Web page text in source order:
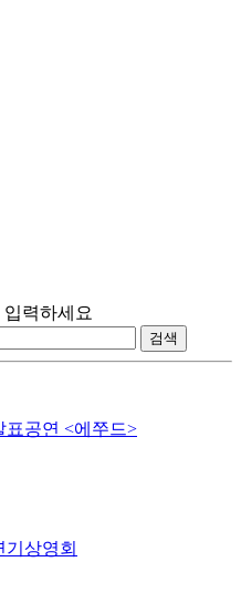
력하세요
검색
표공연 <에쭈드>
기상영회